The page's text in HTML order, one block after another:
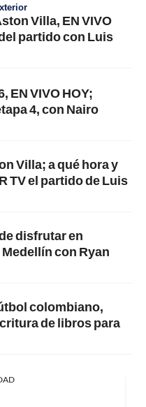
Villa, EN VIVO
partido con Luis
EN VIVO HOY;
4, con Nairo
Villa; a qué hora y
TV el partido de Luis
disfrutar en
con Ryan
colombiano,
de libros para